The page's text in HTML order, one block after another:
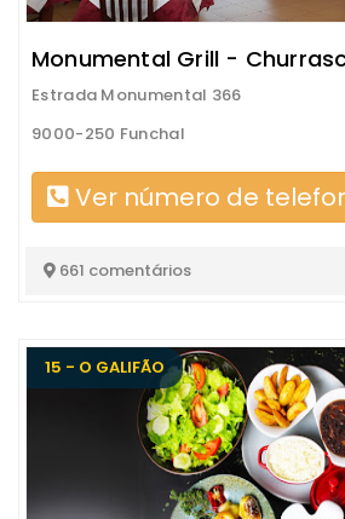
Monumental Grill -
Estrada Monumental 366
9000-250 Funchal
Ver número de
661 comentários
15 - O GALIFÃO